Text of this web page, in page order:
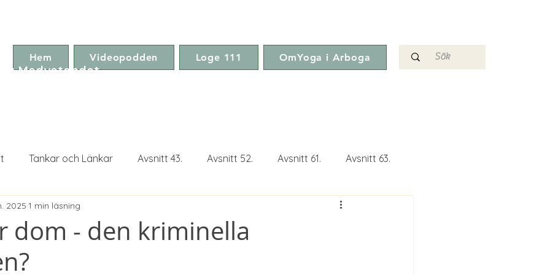
Hem Videopodden Loge 111 OmYoga i Arboga
Medvetandet
Tankar och Länkar Avsnitt 43. Avsnitt 52. Avsnitt 61. Avsnitt 63.
Avsnitt 75.
dom - den kriminella
2025 1 min läsning